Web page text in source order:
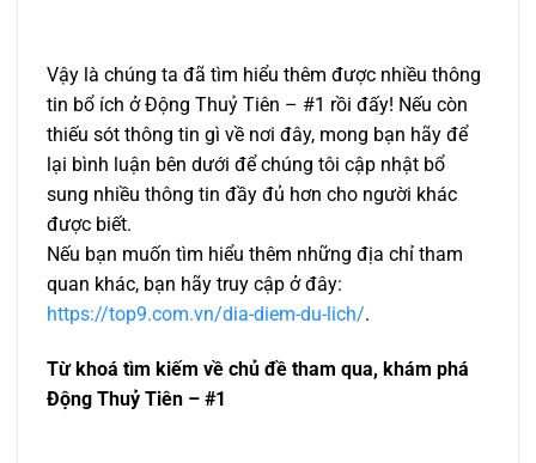
Vậy là chúng ta đã tìm hiểu thêm được nhiều thông
tin bổ ích ở Động Thuỷ Tiên – #1 rồi đấy! Nếu còn
thiếu sót thông tin gì về nơi đây, mong bạn hãy để
lại bình luận bên dưới để chúng tôi cập nhật bổ
sung nhiều thông tin đầy đủ hơn cho người khác
được biết.
Nếu bạn muốn tìm hiểu thêm những địa chỉ tham
quan khác, bạn hãy truy cập ở đây:
https://top9.com.vn/dia-diem-du-lich/.
Từ khoá tìm kiếm về chủ đề tham qua, khám phá
Động Thuỷ Tiên – #1